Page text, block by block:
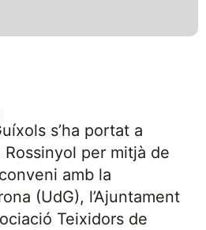
s’ha portat a
per mitjà de
amb la
(UdG), l’Ajuntament
Teixidors de